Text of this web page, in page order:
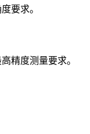
要求。
精度测量要求。